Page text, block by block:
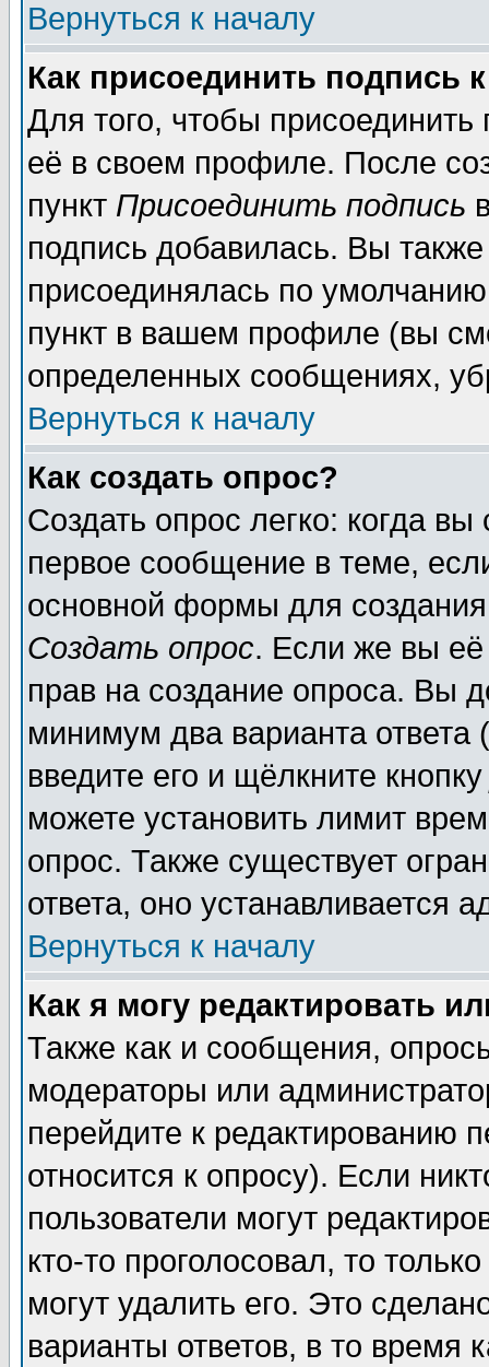
Вернуться к началу
Как присоединить подпись
Для того, чтобы
её в своем профиле. После
пункт Присоединить подпись
подпись добавилась. Вы
присоединялась по
пункт в вашем профиле (вы
определенных сообщениях,
Вернуться к началу
Как создать опрос?
Создать опрос легко: когда
первое сообщение в теме,
основной формы для
Создать опрос. Если же вы её
прав на создание опроса. Вы
минимум два варианта ответа
введите его и щёлкните
можете установить лимит
опрос. Также существует
ответа, оно устанавливается
Вернуться к началу
Как я могу редактировать
Также как и сообщения,
модераторы или
перейдите к редактированию
относится к опросу). Если
пользователи могут
кто-то проголосовал, то
могут удалить его. Это
варианты ответов, в то время